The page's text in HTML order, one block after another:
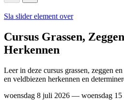
Sla slider element over
Cursus Grassen,
Herkennen
Leer in deze cursus grassen, zeggen
en veldbiezen herkennen en
woensdag 8 juli 2026 ― woensdag 15